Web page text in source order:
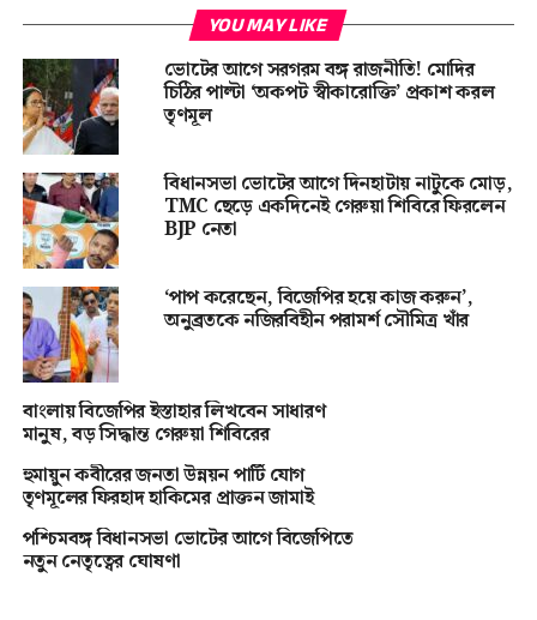
YOU MAY LIKE
ভোটের আগে সরগরম বঙ্গ রাজনীতি! মোদির
চিঠির পাল্টা ‘অকপট স্বীকারোক্তি’ প্রকাশ করল
তৃণমূল
বিধানসভা ভোটের আগে দিনহাটায় নাটুকে মোড়,
TMC ছেড়ে একদিনেই গেরুয়া শিবিরে ফিরলেন
BJP নেতা
‘পাপ করেছেন, বিজেপির হয়ে কাজ করুন’,
অনুব্রতকে নজিরবিহীন পরামর্শ সৌমিত্র খাঁর
বাংলায় বিজেপির ইস্তাহার লিখবেন সাধারণ
মানুষ, বড় সিদ্ধান্ত গেরুয়া শিবিরের
হুমায়ুন কবীরের জনতা উন্নয়ন পার্টি যোগ
তৃণমূলের ফিরহাদ হাকিমের প্রাক্তন জামাই
পশ্চিমবঙ্গ বিধানসভা ভোটের আগে বিজেপিতে
নতুন নেতৃত্বের ঘোষণা